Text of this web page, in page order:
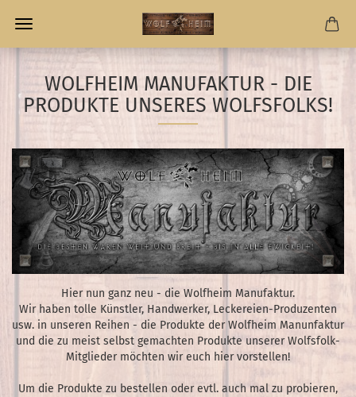
WOLFHEIM MANUFAKTUR - DIE
PRODUKTE UNSERES WOLFSFOLKS!
Hier nun ganz neu - die Wolfheim Manufaktur.
Wir haben tolle Künstler, Handwerker, Leckereien-Produzenten
usw. in unseren Reihen - die Produkte der Wolfheim Manunfaktur
und die zu meist selbst gemachten Produkte unserer Wolfsfolk-
Mitglieder möchten wir euch hier vorstellen!
Um die Produkte zu bestellen oder evtl. auch mal zu probieren,